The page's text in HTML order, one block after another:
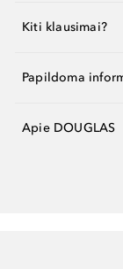
Kiti klausimai?
Papildoma
Apie DOUGLAS